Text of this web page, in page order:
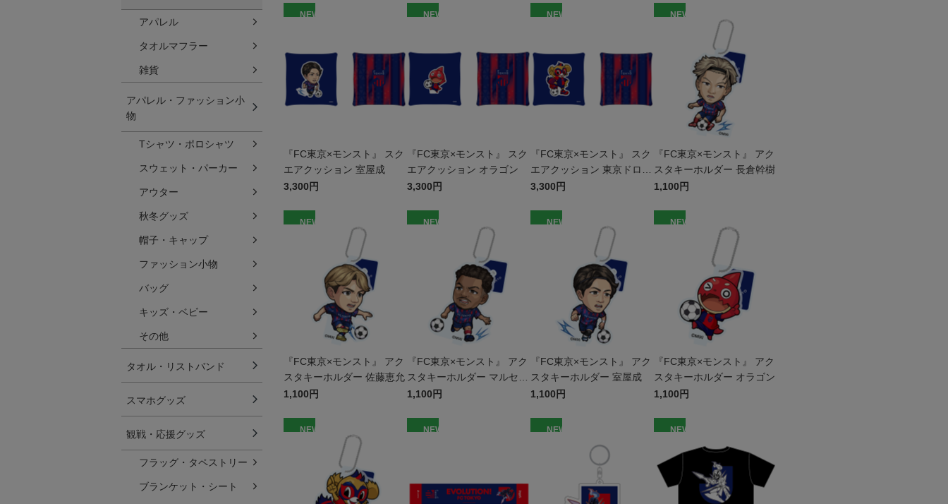
NEW
『FC東京×モンスト』 スク
エアクッション 室屋成
3,300円
NEW
『FC東京×モンスト』 スク
エアクッション オラゴン
3,300円
NEW
『FC東京×モンスト』 スク
エアクッション 東京ドロン
パ
3,300円
NEW
『FC東京×モンスト』 アク
スタキーホルダー 長倉幹樹
1,100円
NEW
『FC東京×モンスト』 アク
スタキーホルダー 佐藤恵允
1,100円
NEW
『FC東京×モンスト』 アク
スタキーホルダー マルセロ
ヒアン
1,100円
NEW
『FC東京×モンスト』 アク
スタキーホルダー 室屋成
1,100円
NEW
『FC東京×モンスト』 アク
スタキーホルダー オラゴン
1,100円
NEW NEW NEW NEW
アパレル
タオルマフラー
雑貨
アパレル・ファッション小
物
Tシャツ・ポロシャツ
スウェット・パーカー
アウター
秋冬グッズ
帽子・キャップ
ファッション小物
バッグ
キッズ・ベビー
その他
タオル・リストバンド
スマホグッズ
観戦・応援グッズ
フラッグ・タペストリー
ブランケット・シート